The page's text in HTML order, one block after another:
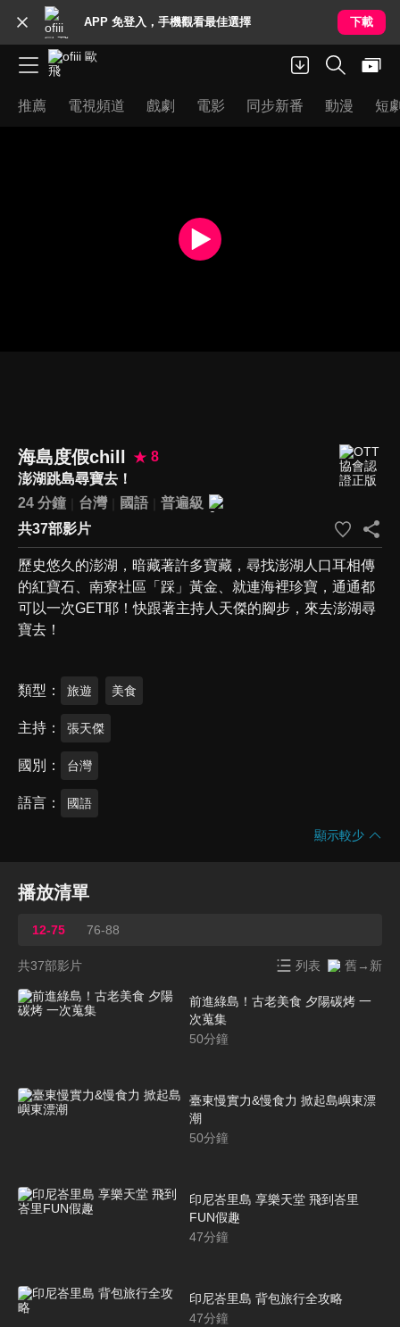
APP 免登入，手機觀看最佳選擇 下載
推薦 電視頻道 戲劇 電影 同步新番 動漫 短
海島度假chill
8
澎湖跳島尋寶去！
24 分鐘
台灣 國語
普遍級
共37部影片
歷史悠久的澎湖，暗藏著許多寶藏，尋找澎湖人口耳相傳
的紅寶石、南寮社區「踩」黃金、就連海裡珍寶，通通都
可以一次GET耶！快跟著主持人天傑的腳步，來去澎湖尋
寶去！
類型 旅遊 美食
主持 張天傑
國別 台灣
語言 國語
顯示較少
播放清單
12-75 76-88
共37部影片 列表 舊→新
前進綠島！古老美食 夕陽碳烤 一
次蒐集
50分鐘
臺東慢實力&慢食力 掀起島嶼東漂
潮
50分鐘
印尼峇里島 享樂天堂 飛到峇里
FUN假趣
47分鐘
印尼峇里島 背包旅行全攻略
47分鐘